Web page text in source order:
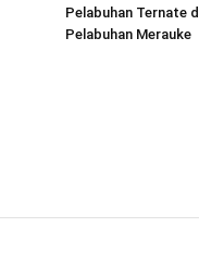
Pelabuhan Ternate
Pelabuhan Merauke